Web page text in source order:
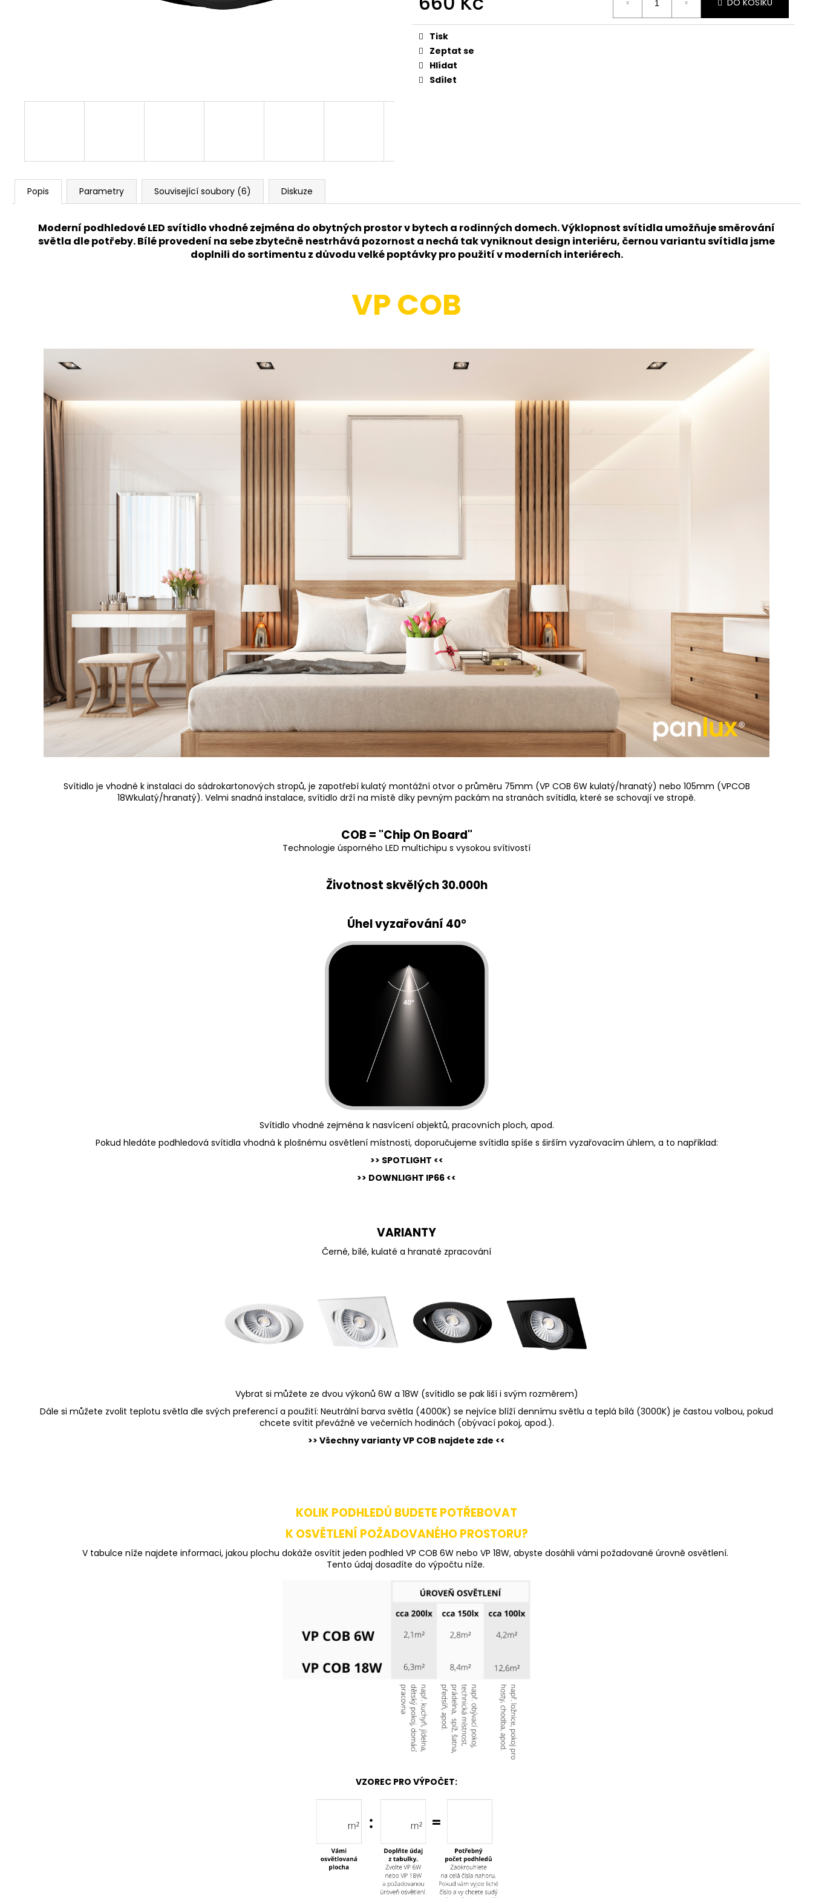
cena:
DO KOŠÍKU
Tisk
Zeptat se
Hlídat
Sdílet
Popis Parametry Související soubory (6) Diskuze
Moderní podhledové LED svítidlo vhodné zejména do obytných prostor v bytech a rodinných domech. Výklopnost svítidla umožňuje směrování
světla dle potřeby. Bílé provedení na sebe zbytečně nestrhává pozornost a nechá tak vyniknout design interiéru, černou variantu svítidla jsme
doplnili do sortimentu z důvodu velké poptávky pro použití v moderních interiérech.
VP COB
Svítidlo je vhodné k instalaci do sádrokartonových stropů, je zapotřebí kulatý montážní otvor o průměru 75mm (VP COB 6W kulatý/hranatý) nebo 105mm (VPCOB
18Wkulatý/hranatý). Velmi snadná instalace, svítidlo drží na místě díky pevným packám na stranách svítidla, které se schovají ve stropě.
COB = "Chip On Board"
Technologie úsporného LED multichipu s vysokou svítivostí
Životnost skvělých 30.000h
Úhel vyzařování 40°
Svítidlo vhodné zejména k nasvícení objektů, pracovních ploch, apod.
Pokud hledáte podhledová svítidla vhodná k plošnému osvětlení místnosti, doporučujeme svítidla spíše s širším vyzařovacím úhlem, a to například:
>> SPOTLIGHT <<
>> DOWNLIGHT IP66 <<
VARIANTY
Černé, bílé, kulaté a hranaté zpracování
Vybrat si můžete ze dvou výkonů 6W a 18W (svítidlo se pak liší i svým rozměrem)
Dále si můžete zvolit teplotu světla dle svých preferencí a použití: Neutrální barva světla (4000K) se nejvíce blíží dennímu světlu a teplá bílá (3000K) je častou volbou, pokud
chcete svítit převážně ve večerních hodinách (obývací pokoj, apod.).
>> Všechny varianty VP COB najdete zde <<
KOLIK PODHLEDŮ BUDETE POTŘEBOVAT
K OSVĚTLENÍ POŽADOVANÉHO PROSTORU?
V tabulce níže najdete informaci, jakou plochu dokáže osvítit jeden podhled VP COB 6W nebo VP 18W, abyste dosáhli vámi požadované úrovně osvětlení.
Tento údaj dosadíte do výpočtu níže.
VZOREC PRO VÝPOČET: